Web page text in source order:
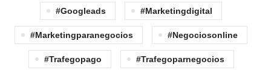
#googleads #marketingdigital
#marketingparanegocios #negociosonline
#trafegopago #trafegoparnegocios